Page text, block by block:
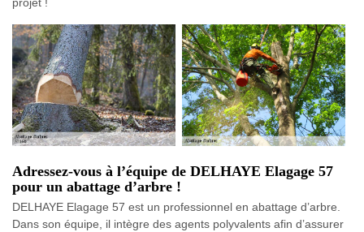
Adressez-vous à l’équipe de DELHAYE Elagage 57
pour un abattage d’arbre !
DELHAYE Elagage 57 est un professionnel en abattage d’arbre.
Dans son équipe, il intègre des agents polyvalents afin d’assurer